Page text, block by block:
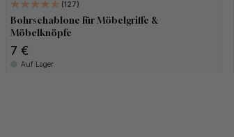
127
Bohrschablone für Möbelgriffe &
Möbelknöpfe
7 €
Auf Lager